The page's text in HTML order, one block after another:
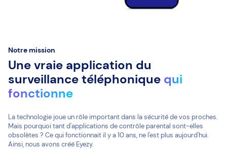
Notre mission
Une vraie application du
surveillance téléphonique qui
fonctionne
La technologie joue un rôle important dans la sécurité de vos proches.
Mais pourquoi tant d'applications de contrôle parental sont-elles
obsolètes ? Ce qui fonctionnait il y a 10 ans, ne l'est plus aujourd'hui.
Ainsi, nous avons créé Eyezy.